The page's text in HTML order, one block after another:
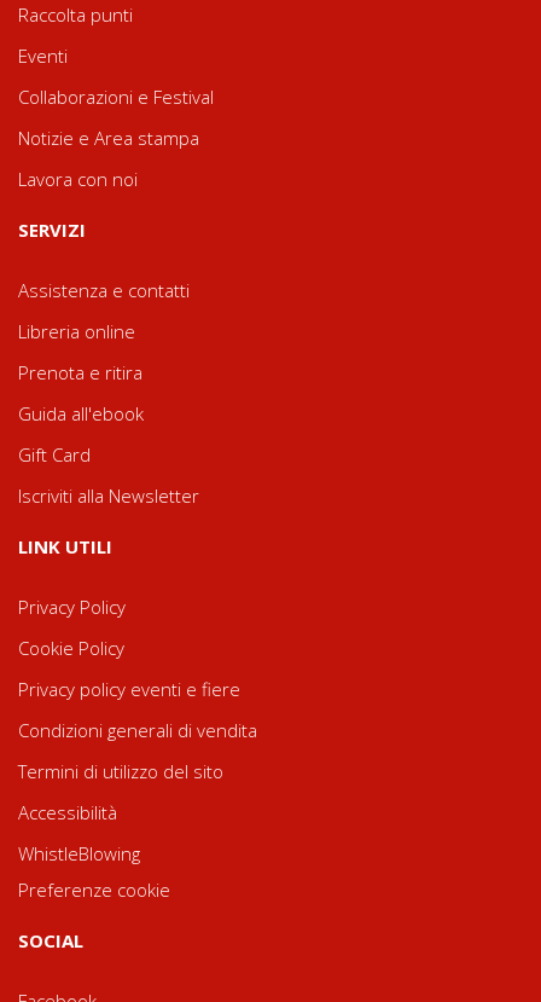
Raccolta punti
Eventi
Collaborazioni e Festival
Notizie e Area stampa
Lavora con noi
SERVIZI
Assistenza e contatti
Libreria online
Prenota e ritira
Guida all'ebook
Gift Card
Iscriviti alla Newsletter
LINK UTILI
Privacy Policy
Cookie Policy
Privacy policy eventi e fiere
Condizioni generali di vendita
Termini di utilizzo del sito
Accessibilità
WhistleBlowing
Preferenze cookie
SOCIAL